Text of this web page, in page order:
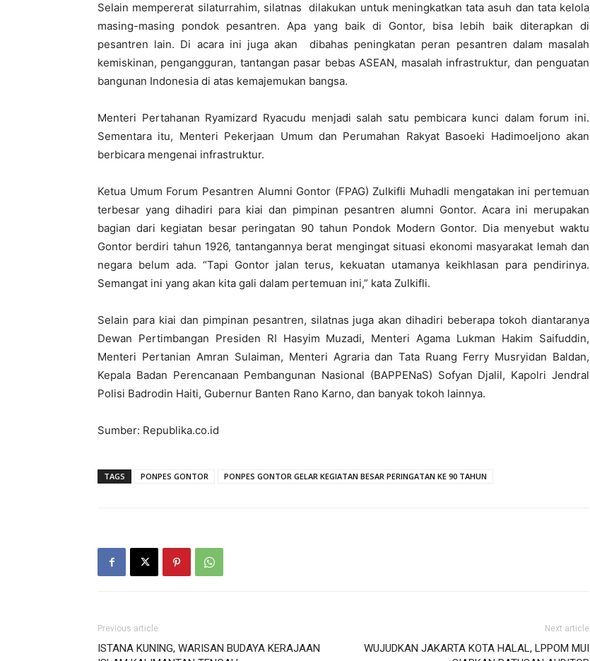
Selain mempererat silaturrahim, silatnas dilakukan untuk meningkatkan tata asuh dan tata kelola
masing-masing pondok pesantren. Apa yang baik di Gontor, bisa lebih baik diterapkan di
pesantren lain. Di acara ini juga akan dibahas peningkatan peran pesantren dalam masalah
kemiskinan, pengangguran, tantangan pasar bebas ASEAN, masalah infrastruktur, dan penguatan
bangunan Indonesia di atas kemajemukan bangsa.
Menteri Pertahanan Ryamizard Ryacudu menjadi salah satu pembicara kunci dalam forum ini.
Sementara itu, Menteri Pekerjaan Umum dan Perumahan Rakyat Basoeki Hadimoeljono akan
berbicara mengenai infrastruktur.
Ketua Umum Forum Pesantren Alumni Gontor (FPAG) Zulkifli Muhadli mengatakan ini pertemuan
terbesar yang dihadiri para kiai dan pimpinan pesantren alumni Gontor. Acara ini merupakan
bagian dari kegiatan besar peringatan 90 tahun Pondok Modern Gontor. Dia menyebut waktu
Gontor berdiri tahun 1926, tantangannya berat mengingat situasi ekonomi masyarakat lemah dan
negara belum ada. “Tapi Gontor jalan terus, kekuatan utamanya keikhlasan para pendirinya.
Semangat ini yang akan kita gali dalam pertemuan ini,” kata Zulkifli.
Selain para kiai dan pimpinan pesantren, silatnas juga akan dihadiri beberapa tokoh diantaranya
Dewan Pertimbangan Presiden RI Hasyim Muzadi, Menteri Agama Lukman Hakim Saifuddin,
Menteri Pertanian Amran Sulaiman, Menteri Agraria dan Tata Ruang Ferry Musryidan Baldan,
Kepala Badan Perencanaan Pembangunan Nasional (BAPPENaS) Sofyan Djalil, Kapolri Jendral
Polisi Badrodin Haiti, Gubernur Banten Rano Karno, dan banyak tokoh lainnya.
Sumber: Republika.co.id
TAGS PONPES GONTOR PONPES GONTOR GELAR KEGIATAN BESAR PERINGATAN KE 90 TAHUN
Previous article
ISTANA KUNING, WARISAN BUDAYA KERAJAAN
Next article
WUJUDKAN JAKARTA KOTA HALAL, LPPOM MUI